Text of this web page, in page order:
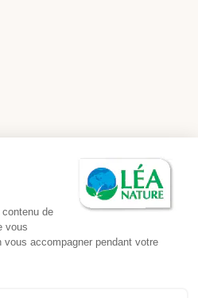
de
vous
vous accompagner pendant votre